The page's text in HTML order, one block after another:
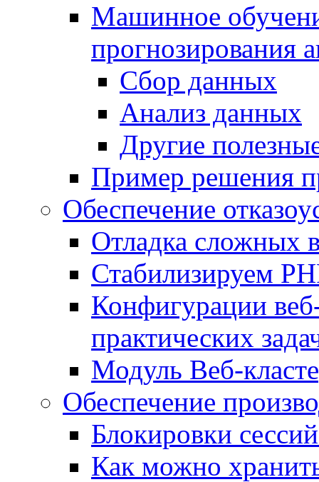
Машинное
прогнозирования
Сбор данных
Анализ данных
Другие
Пример решения
Обеспечение
Отладка сложных
Стабилизируем
Конфигурации
практических
Модуль Веб-
Обеспечение
Блокировки
Как можно